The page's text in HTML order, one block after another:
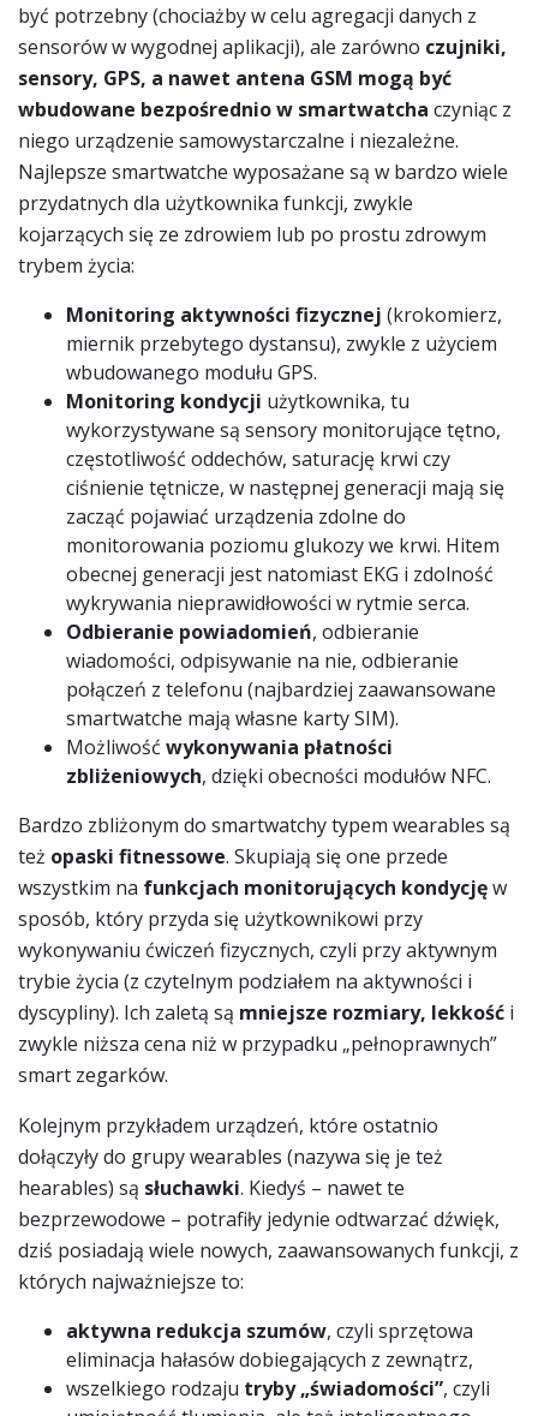
być potrzebny (chociażby w celu agregacji danych z
sensorów w wygodnej aplikacji), ale zarówno czujniki,
sensory, GPS, a nawet antena GSM mogą być
wbudowane bezpośrednio w smartwatcha czyniąc z
niego urządzenie samowystarczalne i niezależne.
Najlepsze smartwatche wyposażane są w bardzo wiele
przydatnych dla użytkownika funkcji, zwykle
kojarzących się ze zdrowiem lub po prostu zdrowym
trybem życia:
Monitoring aktywności fizycznej (krokomierz,
miernik przebytego dystansu), zwykle z użyciem
wbudowanego modułu GPS.
Monitoring kondycji użytkownika, tu
wykorzystywane są sensory monitorujące tętno,
częstotliwość oddechów, saturację krwi czy
ciśnienie tętnicze, w następnej generacji mają się
zacząć pojawiać urządzenia zdolne do
monitorowania poziomu glukozy we krwi. Hitem
obecnej generacji jest natomiast EKG i zdolność
wykrywania nieprawidłowości w rytmie serca.
Odbieranie powiadomień, odbieranie
wiadomości, odpisywanie na nie, odbieranie
połączeń z telefonu (najbardziej zaawansowane
smartwatche mają własne karty SIM).
Możliwość wykonywania płatności
zbliżeniowych, dzięki obecności modułów NFC.
Bardzo zbliżonym do smartwatchy typem wearables są
też opaski fitnessowe. Skupiają się one przede
wszystkim na funkcjach monitorujących kondycjęw
sposób, który przyda się użytkownikowi przy
wykonywaniu ćwiczeń fizycznych, czyli przy aktywnym
trybie życia (z czytelnym podziałem na aktywności i
dyscypliny). Ich zaletą są mniejsze rozmiary, lekkość i
zwykle niższa cena niż w przypadku „pełnoprawnych”
smart zegarków.
Kolejnym przykładem urządzeń, które ostatnio
dołączyły do grupy wearables (nazywa się je też
hearables) są słuchawki. Kiedyś – nawet te
bezprzewodowe – potrafiły jedynie odtwarzać dźwięk,
dziś posiadają wiele nowych, zaawansowanych funkcji, z
których najważniejsze to:
aktywna redukcja szumów, czyli sprzętowa
eliminacja hałasów dobiegających z zewnątrz,
wszelkiego rodzaju tryby „świadomości”, czyli